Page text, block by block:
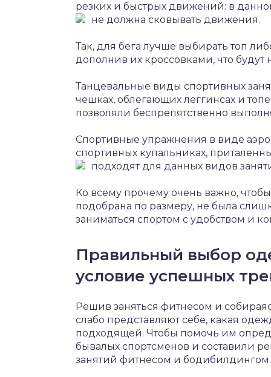
резких и быстрых движений: в
не должна сковывать движения.
Так, для бега лучше выбирать топ
дополнив их кроссовками, что
Танцевальные виды спортивных
чешках, облегающих леггинсах и
позволяли беспрепятственно
Спортивные упражнения в виде
спортивных купальниках,
подходят для данных видов
Ко всему прочему очень важно,
подобрана по размеру, не была
заниматься спортом с удобством и
Правильный выбор
условие успешных
Решив заняться фитнесом и
слабо представляют себе, какая
подходящей. Чтобы помочь им
бывалых спортсменов и составили
занятий фитнесом и бодибилдингом.